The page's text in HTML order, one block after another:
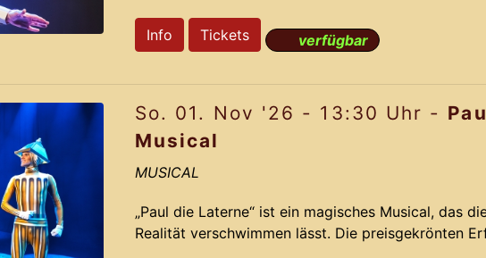
auf der dramatisch lustigen Story und den
aus dem Jahr 2012 gelingt Komponist Jochen
Pa
Info Tickets verfügbar
So. 01. Nov '26 - 13:30 Uhr -
Musical
MUSICAL
„Paul die Laterne“ ist ein magisches Musical, das
Realität verschwimmen lässt. Die preisgekrönten